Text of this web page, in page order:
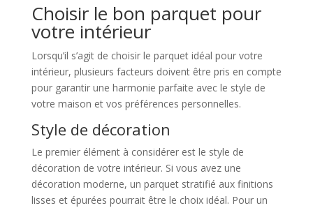
Choisir le bon parquet pour
votre intérieur
Lorsqu’il s’agit de choisir le parquet idéal pour votre
intérieur, plusieurs facteurs doivent être pris en compte
pour garantir une harmonie parfaite avec le style de
votre maison et vos préférences personnelles.
Style de décoration
Le premier élément à considérer est le style de
décoration de votre intérieur. Si vous avez une
décoration moderne, un parquet stratifié aux finitions
lisses et épurées pourrait être le choix idéal. Pour un